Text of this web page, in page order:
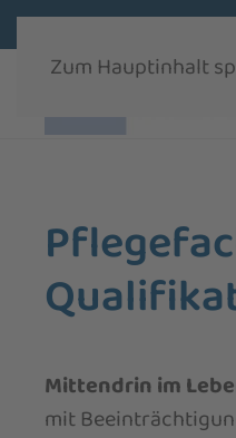
Zum Hauptinhalt
Mittendrin im
mit